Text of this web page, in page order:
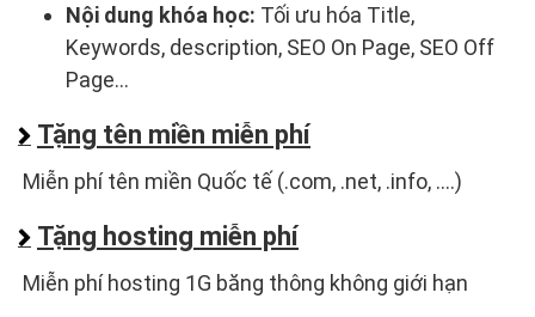
Nội dung khóa học: Tối ưu hóa Title,
Keywords, description, SEO On Page, SEO Off
Page...
Tặng tên miền miễn phí
Miễn phí tên miền Quốc tế (.com, .net, .info, ....)
Tặng hosting miễn phí
Miễn phí hosting 1G băng thông không giới hạn